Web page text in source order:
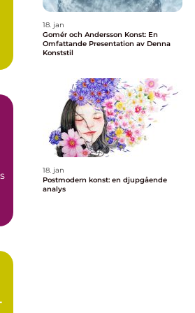
18. jan
Gomér och Andersson Konst: En
Omfattande Presentation av Denna
Konststil
18. jan
Postmodern konst: en djupgående
analys